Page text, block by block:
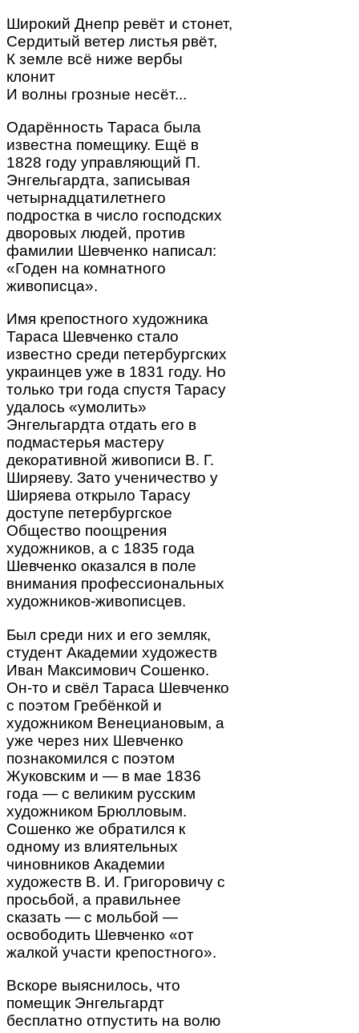
Широкий Днепр ревёт и стонет,
Сердитый ветер листья рвёт,
К земле всё ниже вербы
клонит
И волны грозные несёт...
Одарённость Тараса была
известна помещику. Ещё в
1828 году управляющий П.
Энгельгардта, записывая
четырнадцатилетнего
подростка в число господских
дворовых людей, против
фамилии Шевченко написал:
«Годен на комнатного
живописца».
Имя крепостного художника
Тараса Шевченко стало
известно среди петербургских
украинцев уже в 1831 году. Но
только три года спустя Тарасу
удалось «умолить»
Энгельгардта отдать его в
подмастерья мастеру
декоративной живописи В. Г.
Ширяеву. Зато ученичество у
Ширяева открыло Тарасу
доступе петербургское
Общество поощрения
художников, а с 1835 года
Шевченко оказался в поле
внимания профессиональных
художников-живописцев.
Был среди них и его земляк,
студент Академии художеств
Иван Максимович Сошенко.
Он-то и свёл Тараса Шевченко
с поэтом Гребёнкой и
художником Венециановым, а
уже через них Шевченко
познакомился с поэтом
Жуковским и — в мае 1836
года — с великим русским
художником Брюлловым.
Сошенко же обратился к
одному из влиятельных
чиновников Академии
художеств В. И. Григоровичу с
просьбой, а правильнее
сказать — с мольбой —
освободить Шевченко «от
жалкой участи крепостного».
Вскоре выяснилось, что
помещик Энгельгардт
бесплатно отпустить на волю